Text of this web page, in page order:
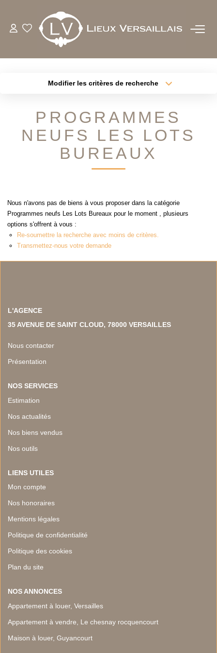
LOUER
BIENS VENDUS
NOTRE EQUIPE
NOS ACTUALITES
Modifier les critères de recherche
Sélectionnez...
Type de bien
Surface min
Plus de critères
PROGRAMMES
NEUFS LES LOTS
BUREAUX
Nous n'avons pas de biens à vous proposer dans la catégorie
Programmes neufs Les Lots Bureaux pour le moment , plusieurs
options s'offrent à vous :
Re-soumettre la recherche avec moins de critères.
Transmettez-nous votre demande
L'AGENCE
35 AVENUE DE SAINT CLOUD, 78000 VERSAILLES
Nous contacter
Présentation
NOS SERVICES
Estimation
Nos actualités
Nos biens vendus
Nos outils
LIENS UTILES
Mon compte
Nos honoraires
Mentions légales
Politique de confidentialité
Politique des cookies
Plan du site
NOS ANNONCES
Appartement à louer, Versailles
Appartement à vendre, Le chesnay rocquencourt
Maison à louer, Guyancourt